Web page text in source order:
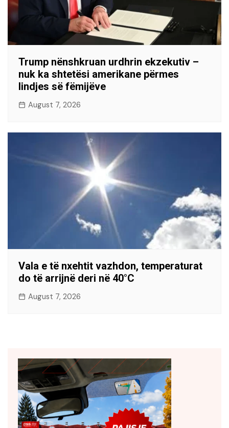
Trump nënshkruan urdhrin ekzekutiv –
nuk ka shtetësi amerikane përmes
lindjes së fëmijëve
August 7, 2026
Vala e të nxehtit vazhdon, temperaturat
do të arrijnë deri në 40°C
August 7, 2026